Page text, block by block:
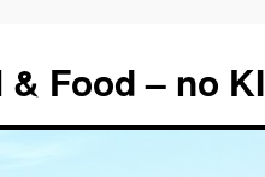
Food – no KI